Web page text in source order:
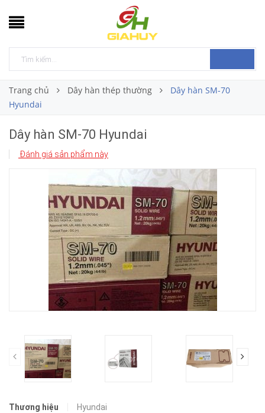
Trang chủ Dây hàn thép thường
Dây hàn SM-70
Hyundai
Dây hàn SM-70 Hyundai
Đánh giá sản phẩm này
prev
Thương hiệu
Hyundai